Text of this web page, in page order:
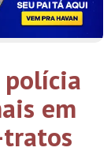
polícia
em